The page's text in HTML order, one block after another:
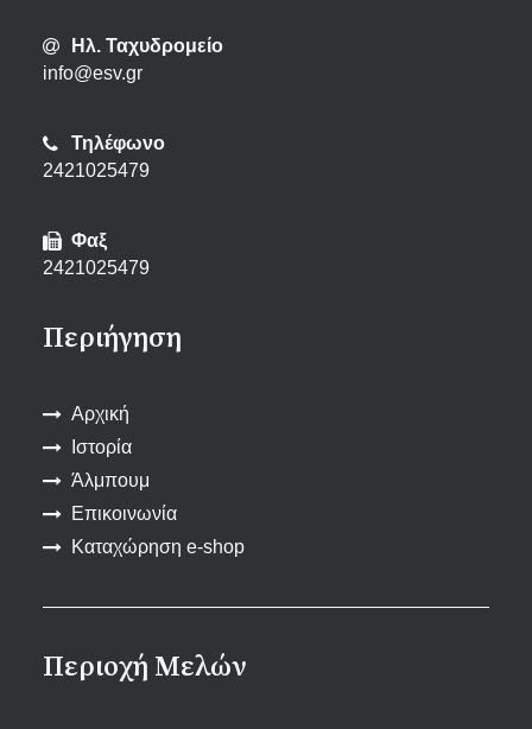
Ηλ. Ταχυδρομείο
info@esv.gr
Τηλέφωνο
2421025479
Φαξ
2421025479
Περιήγηση
Αρχική
Ιστορία
Άλμπουμ
Επικοινωνία
Καταχώρηση e-shop
Περιοχή Μελών